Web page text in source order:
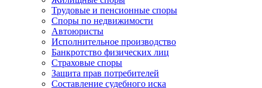
Трудовые и пенсионные споры
Споры по недвижимости
Автоюристы
Исполнительное производство
Банкротство физических лиц
Страховые споры
Защита прав потребителей
Составление судебного иска